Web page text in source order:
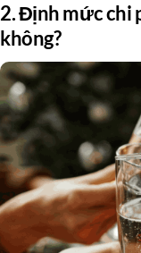
2. Định mức chi
không?